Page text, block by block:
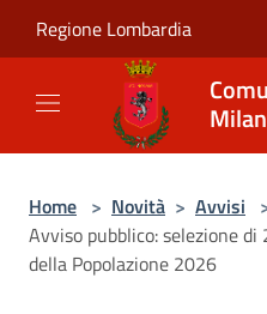
Regione Lombardia
Home > Novità > Avvisi
Avviso pubblico: selezione
della Popolazione 2026